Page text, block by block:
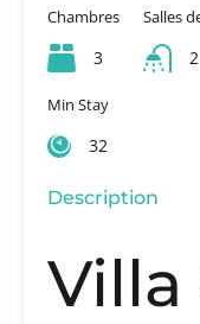
Chambres
3
Salles
2
Min Stay
32
Description
Villa